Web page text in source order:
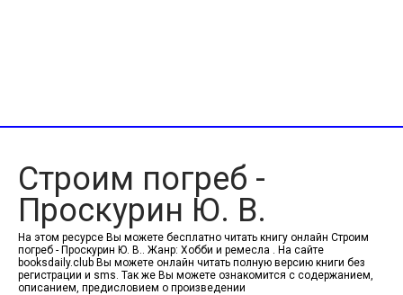
Строим погреб -
Проскурин Ю. В.
На этом ресурсе Вы можете бесплатно читать книгу онлайн Строим
погреб - Проскурин Ю. В.. Жанр: Хобби и ремесла . На сайте
booksdaily.club Вы можете онлайн читать полную версию книги без
регистрации и sms. Так же Вы можете ознакомится с содержанием,
описанием, предисловием о произведении